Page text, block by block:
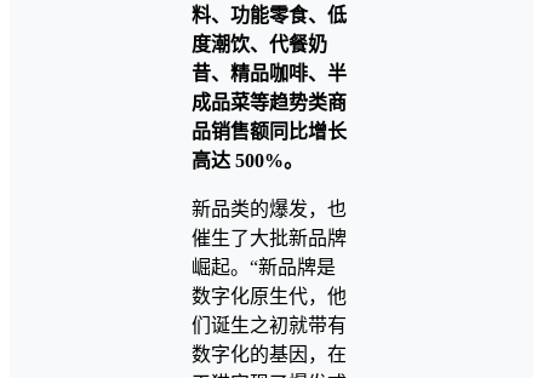
料、功能零食、低
度潮饮、代餐奶
昔、精品咖啡、半
成品菜等趋势类商
品销售额同比增长
高达 500%。
新品类的爆发，也
催生了大批新品牌
崛起。“新品牌是
数字化原生代，他
们诞生之初就带有
数字化的基因，在